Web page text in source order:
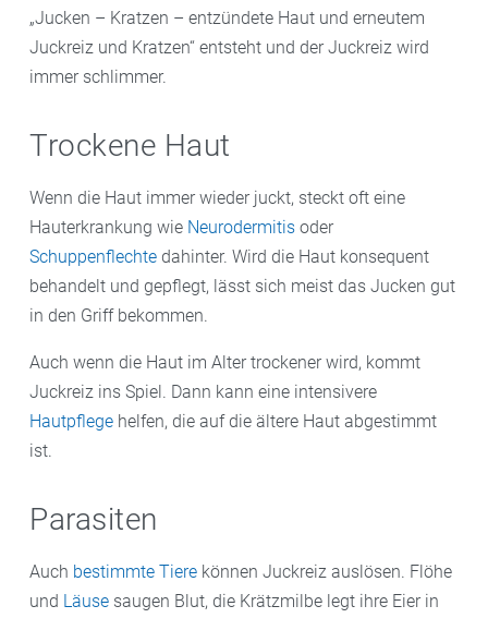
„Jucken – Kratzen – entzündete Haut und erneutem
Juckreiz und Kratzen“ entsteht und der Juckreiz wird
immer schlimmer.
Trockene Haut
Wenn die Haut immer wieder juckt, steckt oft eine
Hauterkrankung wie Neurodermitis oder
Schuppenflechte dahinter. Wird die Haut konsequent
behandelt und gepflegt, lässt sich meist das Jucken gut
in den Griff bekommen.
Auch wenn die Haut im Alter trockener wird, kommt
Juckreiz ins Spiel. Dann kann eine intensivere
Hautpflege helfen, die auf die ältere Haut abgestimmt
ist.
Parasiten
Auch bestimmte Tiere können Juckreiz auslösen. Flöhe
und Läuse saugen Blut, die Krätzmilbe legt ihre Eier in